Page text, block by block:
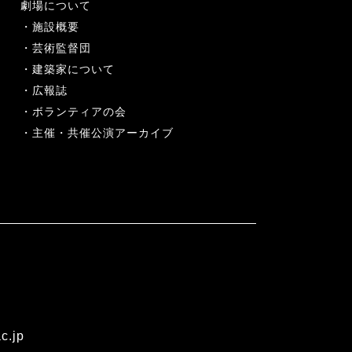
劇場について
施設概要
芸術監督団
建築家について
広報誌
ボランティアの会
主催・共催公演アーカイブ